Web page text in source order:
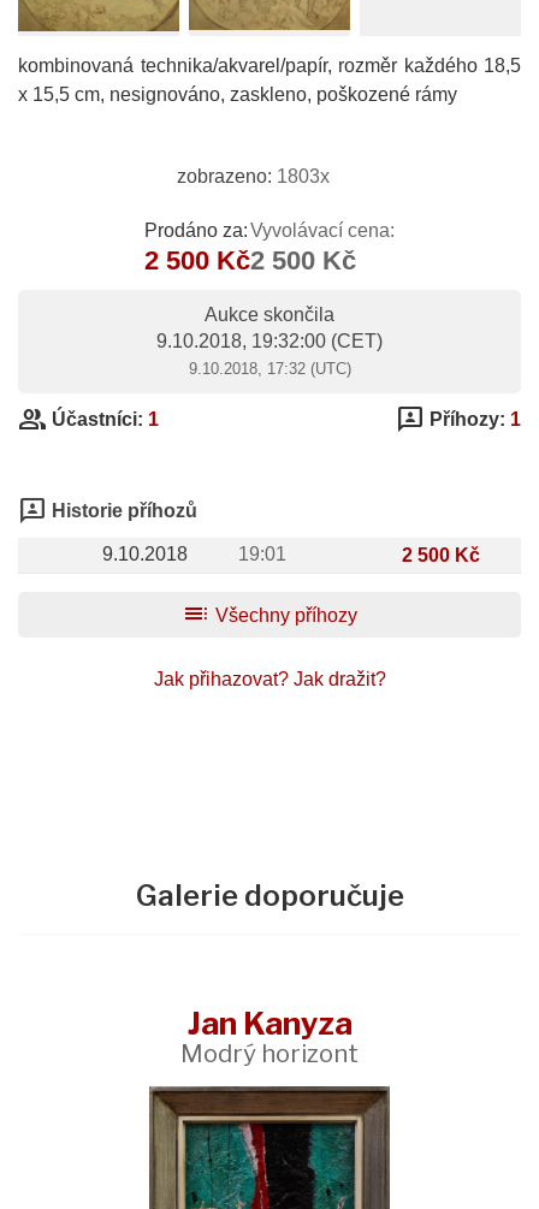
kombinovaná technika/akvarel/papír, rozměr každého 18,5
x 15,5 cm, nesignováno, zaskleno, poškozené rámy
zobrazeno: 1803x
Prodáno za:
2 500 Kč
Vyvolávací cena:
2 500 Kč
Aukce skončila
9.10.2018, 19:32:00 (CET)
9.10.2018, 17:32 (UTC)
group Účastníci: 1 3p Příhozy: 1
3p Historie příhozů
9.10.2018 19:01 2 500 Kč
toc Všechny příhozy
Jak přihazovat? Jak dražit?
Galerie doporučuje
Jan Kanyza
Modrý horizont